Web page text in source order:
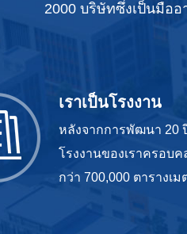
2000 บริษัทซึ่งเป็นมือ
เราเป็นโรงงาน
หลังจากการพัฒนา 20
โรงงานของเราครอบ
กว่า 700,000 ตารางเม